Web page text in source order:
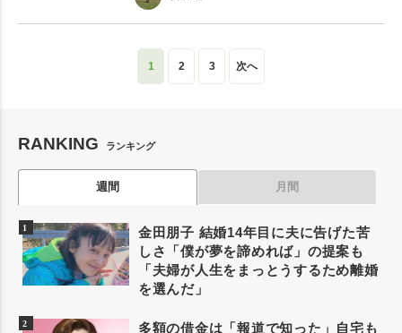
1 2 3 次へ
RANKING ランキング
週間 月間
金田朋子 結婚14年目に夫に告げた苦
しさ「僕が夢を諦めれば」の提案も
「夫婦が人生をまっとうするため離婚
を選んだ」
多額の借金は「報道で知った」自宅も